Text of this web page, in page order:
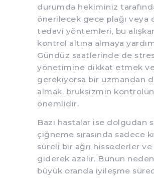
durumda hekiminiz
önerilecek gece plağı veya
tedavi yöntemleri, bu
kontrol altına almaya
Gündüz saatlerinde de
yönetimine dikkat etmek
gerekiyorsa bir uzmandan
almak, bruksizmin
önemlidir.
Bazı hastalar ise dolgudan
çiğneme sırasında sadece
süreli bir ağrı hissederler ve
giderek azalır. Bunun
büyük oranda iyileşme